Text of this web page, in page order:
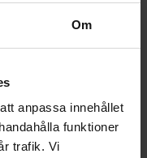
Om
anpassa innehållet
funktioner
trafik. Vi